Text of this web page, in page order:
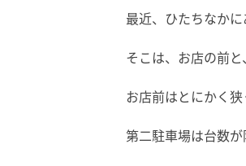
最近、ひたちなか
そこは、お店の前と
お店前はとにかく狭
第二駐車場は台数が